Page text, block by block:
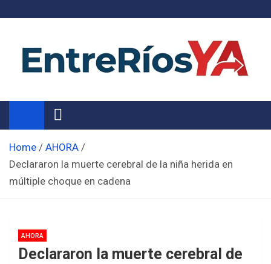
Noticias de Entre Ríos
Información de toda la provincia ahora
Home
AHORA
Declararon la muerte cerebral de la niña herida en
múltiple choque en cadena
AHORA
Declararon la muerte cerebral de